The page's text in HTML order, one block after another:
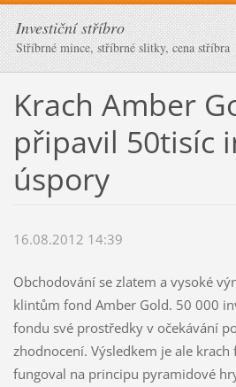
Investiční stříbro
Stříbrné mince, stříbrné slitky, cena stříbra
Krach Amber
připavil 50tisíc
úspory
16.08.2012 14:39
Obchodování se zlatem a vysoké
klintům fond Amber Gold. 50 000
fondu své prostředky v očekávání
zhodnocení. Výsledkem je ale
fungoval na principu pyramidové